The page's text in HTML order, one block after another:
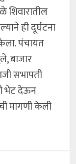
शिवारातील
ही दूर्घटना
पंचायत
बाजार
सभापती
भेट देऊन
मागणी केली